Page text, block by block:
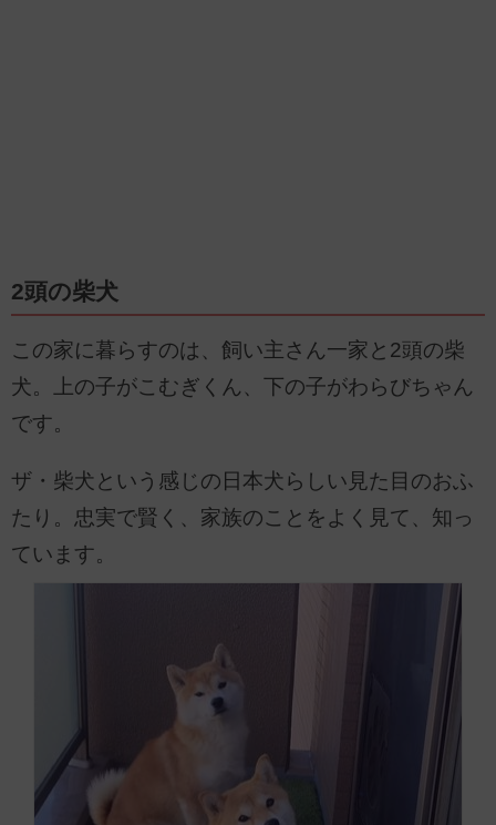
2頭の柴犬
この家に暮らすのは、飼い主さん一家と2頭の柴
犬。上の子がこむぎくん、下の子がわらびちゃん
です。
ザ・柴犬という感じの日本犬らしい見た目のおふ
たり。忠実で賢く、家族のことをよく見て、知っ
ています。